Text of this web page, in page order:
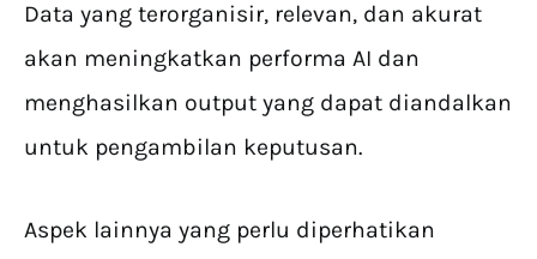
Data yang terorganisir, relevan, dan akurat
akan meningkatkan performa AI dan
menghasilkan output yang dapat diandalkan
untuk pengambilan keputusan.
Aspek lainnya yang perlu diperhatikan